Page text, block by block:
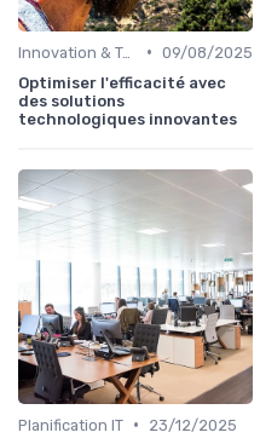
Innovation & Tendances • 09/08/2025
Optimiser l'efficacité avec
des solutions
technologiques innovantes
Planification IT •
23/12/2025